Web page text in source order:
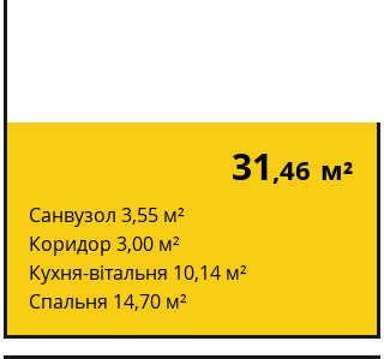
31,46 м²
Санвузол 3,55 м²
Коридор 3,00 м²
Кухня-вітальня 10,14 м²
Спальня 14,70 м²